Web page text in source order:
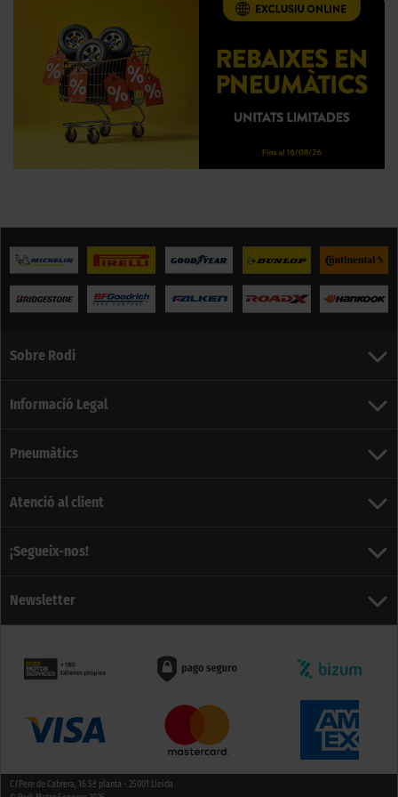
Sobre Rodi
Informació Legal
Pneumàtics
Atenció al client
¡Segueix-nos!
Newsletter
C/Pere de Cabrera, 16 5ª planta - 25001 Lleida